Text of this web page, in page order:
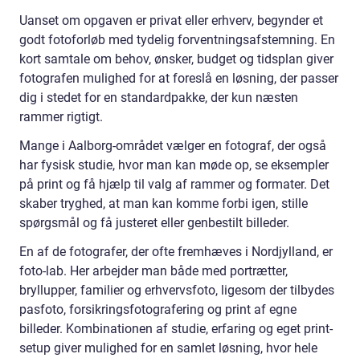
Uanset om opgaven er privat eller erhverv, begynder et
godt fotoforløb med tydelig forventningsafstemning. En
kort samtale om behov, ønsker, budget og tidsplan giver
fotografen mulighed for at foreslå en løsning, der passer
dig i stedet for en standardpakke, der kun næsten
rammer rigtigt.
Mange i Aalborg-området vælger en fotograf, der også
har fysisk studie, hvor man kan møde op, se eksempler
på print og få hjælp til valg af rammer og formater. Det
skaber tryghed, at man kan komme forbi igen, stille
spørgsmål og få justeret eller genbestilt billeder.
En af de fotografer, der ofte fremhæves i Nordjylland, er
foto-lab. Her arbejder man både med portrætter,
bryllupper, familier og erhvervsfoto, ligesom der tilbydes
pasfoto, forsikringsfotografering og print af egne
billeder. Kombinationen af studie, erfaring og eget print-
setup giver mulighed for en samlet løsning, hvor hele